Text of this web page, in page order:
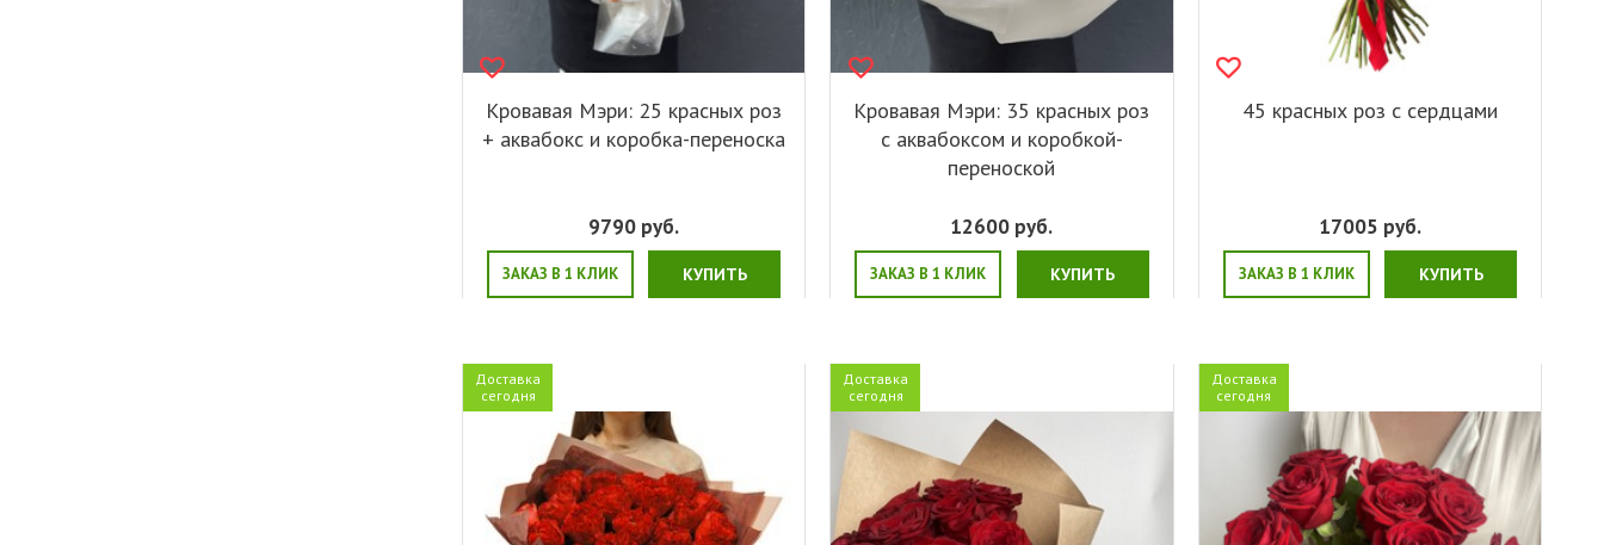
Кровавая Мэри: 25 красных роз
+ аквабокс и коробка-переноска
9790 руб.
ЗАКАЗ В 1 КЛИК КУПИТЬ
Кровавая Мэри: 35 красных роз
с аквабоксом и коробкой-
переноской
12600 руб.
ЗАКАЗ В 1 КЛИК КУПИТЬ
45 красных роз с сердцами
17005 руб.
ЗАКАЗ В 1 КЛИК КУПИТЬ
Доставка
сегодня
Доставка
сегодня
Доставка
сегодня